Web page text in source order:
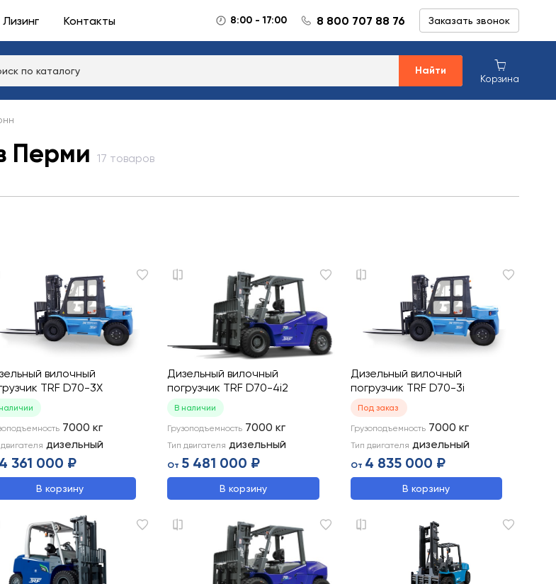
Лизинг Контакты 8:00 - 17:00 8 800 707 88 76 Заказать звонок
Найти
Корзина
Перми 17 товаров
вилочный
TRF D70-3X
7000 кг
дизельный
4 361 000 ₽
В корзину
Дизельный вилочный
погрузчик TRF D70-4i2
В наличии
Грузоподъемность 7000 кг
Тип двигателя дизельный
От 5 481 000 ₽
В корзину
Дизельный вилочный
погрузчик TRF D70-3i
Под заказ
Грузоподъемность 7000 кг
Тип двигателя дизельный
От 4 835 000 ₽
В корзину